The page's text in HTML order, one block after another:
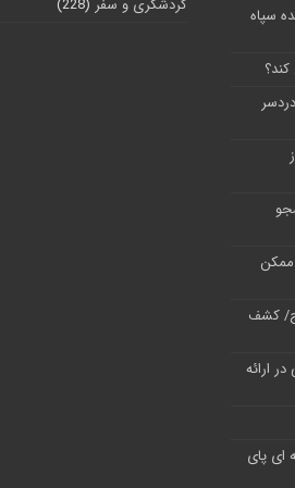
سپاه
ممکن
کشف
در ارائه
ای پای